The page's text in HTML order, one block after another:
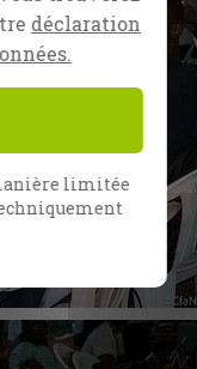
déclaration
limitée